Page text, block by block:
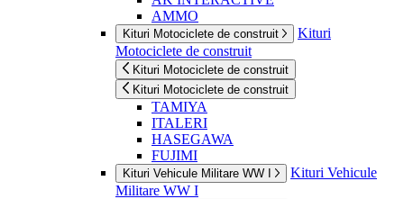
AMMO
Kituri Motociclete de construit
Kituri
Motociclete de construit
Kituri Motociclete de construit
Kituri Motociclete de construit
TAMIYA
ITALERI
HASEGAWA
FUJIMI
Kituri Vehicule Militare WW I
Kituri Vehicule
Militare WW I